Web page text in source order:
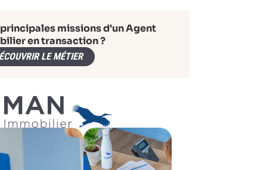
missions d'un Agent
en transaction ?
LE MÉTIER